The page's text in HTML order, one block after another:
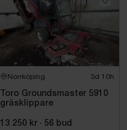
Norrköping 3d 10h
Toro Groundsmaster 5910
gräsklippare
13 250 kr · 56 bud